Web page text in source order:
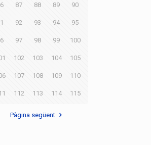
87 88 89 90
92 93 94 95
97 98 99 100
102 103 104 105
107 108 109 110
112 113 114 115
Pàgina següent